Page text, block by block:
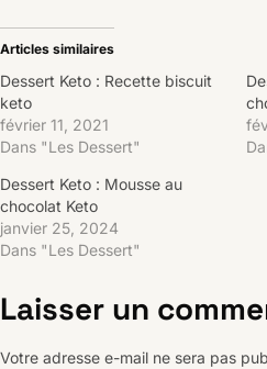
Articles similaires
Dessert Keto : Recette biscuit
keto
février 11, 2021
Dans "Les Dessert"
Dessert Keto : Mousse au
chocolat Keto
janvier 25, 2024
Dans "Les Dessert"
Laisser un
Votre adresse e-mail ne sera pas